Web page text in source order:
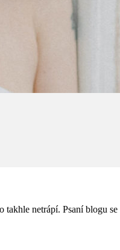
netrápí. Psaní blogu